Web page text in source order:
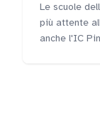
Le scuole
più attente
anche l'IC